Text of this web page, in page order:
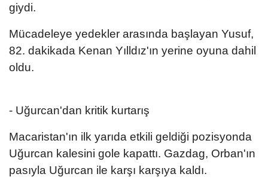
giydi.
Mücadeleye yedekler arasında başlayan Yusuf,
82. dakikada Kenan Yılldız'ın yerine oyuna dahil
oldu.
- Uğurcan'dan kritik kurtarış
Macaristan'ın ilk yarıda etkili geldiği pozisyonda
Uğurcan kalesini gole kapattı. Gazdag, Orban'ın
pasıyla Uğurcan ile karşı karşıya kaldı.